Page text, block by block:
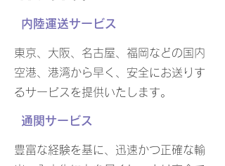
内陸運送サービス
東京、大阪、名古屋、福岡などの国内
空港、港湾から早く、安全にお送りす
るサービスを提供いたします。
通関サービス
豊富な経験を基に、迅速かつ正確な輸